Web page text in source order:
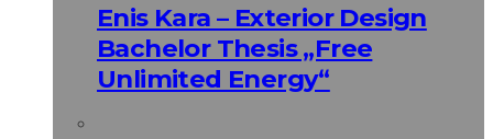
Enis Kara – Exterior Design
Bachelor Thesis „Free
Unlimited Energy“